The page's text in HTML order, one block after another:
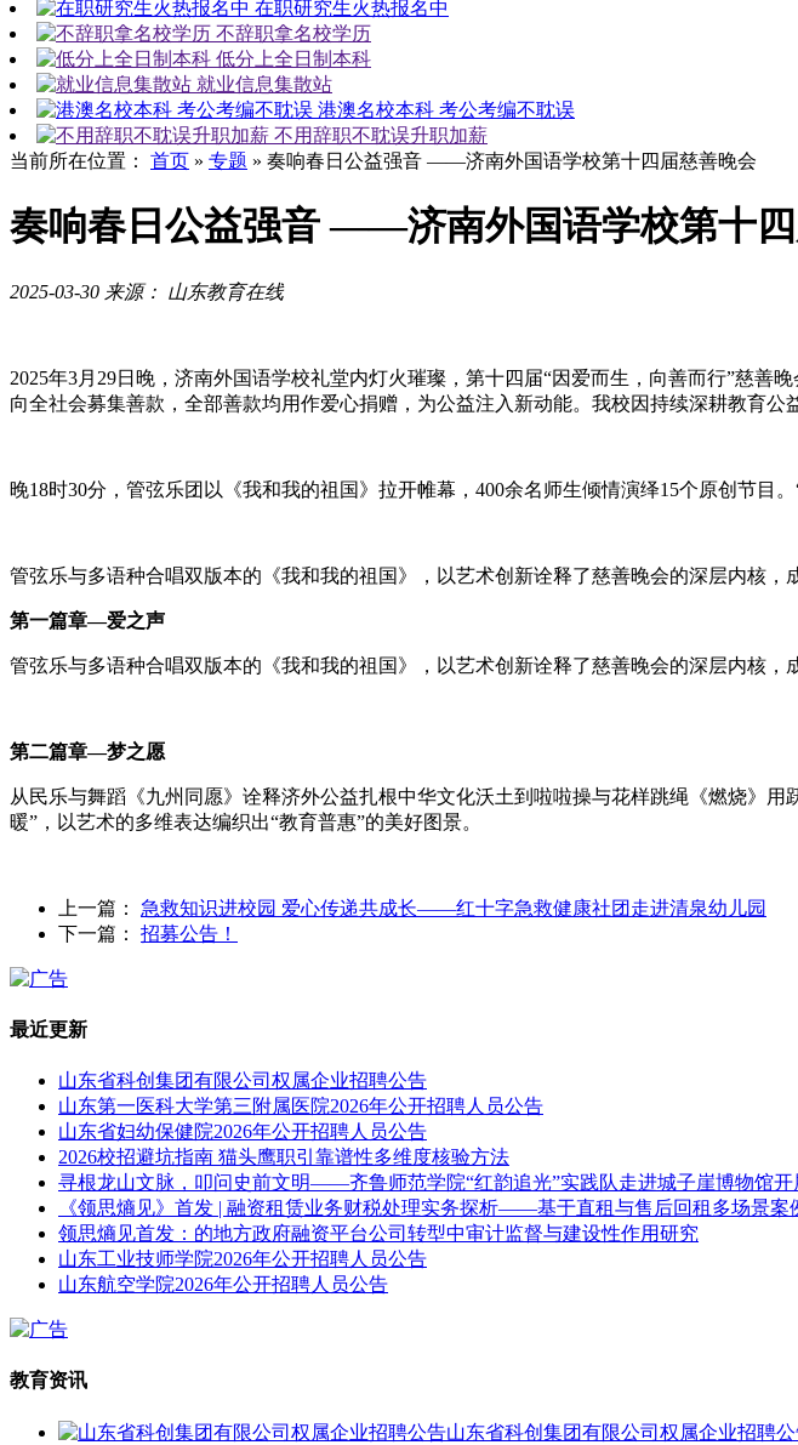
在职研究生火热报名中
不辞职拿名校学历
低分上全日制本科
就业信息集散站
港澳名校本科 考公考编不耽误
不用辞职不耽误升职加薪
当前所在位置： 首页 » 专题 » 奏响春日公益强音 ——济南外国语学校第十四届慈善晚会
奏响春日公益强音 ——济南外国语学校第十
2025-03-30 来源： 山东教育在线
2025年3月29日晚，济南外国语学校礼堂内灯火璀璨，第十四届“因爱而生，向善而行”慈
向全社会募集善款，全部善款均用作爱心捐赠，为公益注入新动能。我校因持续深耕教育公
晚18时30分，管弦乐团以《我和我的祖国》拉开帷幕，400余名师生倾情演绎15个原创节目
管弦乐与多语种合唱双版本的《我和我的祖国》，以艺术创新诠释了慈善晚会的深层内核，
第一篇章—爱之声
管弦乐与多语种合唱双版本的《我和我的祖国》，以艺术创新诠释了慈善晚会的深层内核，
第二篇章—梦之愿
从民乐与舞蹈《九州同愿》诠释济外公益扎根中华文化沃土到啦啦操与花样跳绳《燃烧》
暖”，以艺术的多维表达编织出“教育普惠”的美好图景。
上一篇： 急救知识进校园 爱心传递共成长——红十字急救健康社团走进清泉幼儿园
下一篇： 招募公告！
最近更新
山东省科创集团有限公司权属企业招聘公告
山东第一医科大学第三附属医院2026年公开招聘人员公告
山东省妇幼保健院2026年公开招聘人员公告
2026校招避坑指南 猫头鹰职引靠谱性多维度核验方法
寻根龙山文脉，叩问史前文明——齐鲁师范学院“红韵追光”实践队走进城子崖博物馆开
《领思熵见》首发 | 融资租赁业务财税处理实务探析——基于直租与售后回租多场景案
领思熵见首发：的地方政府融资平台公司转型中审计监督与建设性作用研究
山东工业技师学院2026年公开招聘人员公告
山东航空学院2026年公开招聘人员公告
教育资讯
山东省科创集团有限公司权属企业招聘